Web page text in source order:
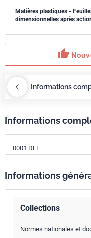
Matières plastiques -
dimensionnelles après
thumb_up
Informations
Informations
0001 DEF
Informations
Collections
Normes nationales et